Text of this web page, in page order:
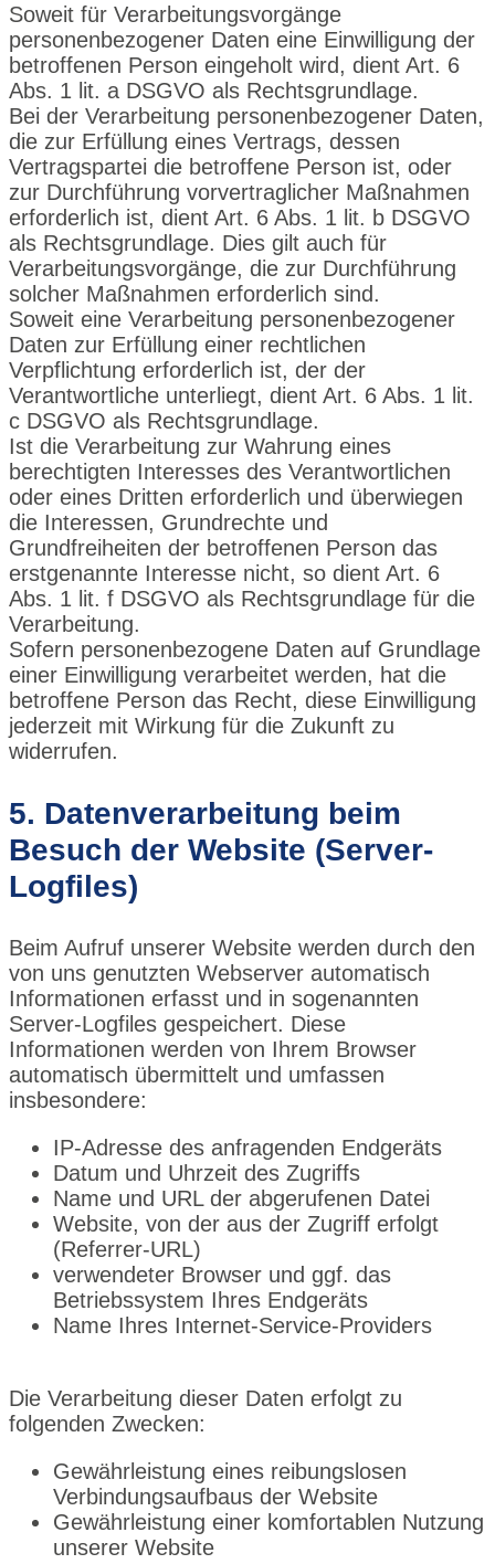
Soweit für Verarbeitungsvorgänge
personenbezogener Daten eine Einwilligung der
betroffenen Person eingeholt wird, dient Art. 6
Abs. 1 lit. a DSGVO als Rechtsgrundlage.
Bei der Verarbeitung personenbezogener Daten,
die zur Erfüllung eines Vertrags, dessen
Vertragspartei die betroffene Person ist, oder
zur Durchführung vorvertraglicher Maßnahmen
erforderlich ist, dient Art. 6 Abs. 1 lit. b DSGVO
als Rechtsgrundlage. Dies gilt auch für
Verarbeitungsvorgänge, die zur Durchführung
solcher Maßnahmen erforderlich sind.
Soweit eine Verarbeitung personenbezogener
Daten zur Erfüllung einer rechtlichen
Verpflichtung erforderlich ist, der der
Verantwortliche unterliegt, dient Art. 6 Abs. 1 lit.
c DSGVO als Rechtsgrundlage.
Ist die Verarbeitung zur Wahrung eines
berechtigten Interesses des Verantwortlichen
oder eines Dritten erforderlich und überwiegen
die Interessen, Grundrechte und
Grundfreiheiten der betroffenen Person das
erstgenannte Interesse nicht, so dient Art. 6
Abs. 1 lit. f DSGVO als Rechtsgrundlage für die
Verarbeitung.
Sofern personenbezogene Daten auf Grundlage
einer Einwilligung verarbeitet werden, hat die
betroffene Person das Recht, diese Einwilligung
jederzeit mit Wirkung für die Zukunft zu
widerrufen.
5. Datenverarbeitung beim
Besuch der Website (Server-
Logfiles)
Beim Aufruf unserer Website werden durch den
von uns genutzten Webserver automatisch
Informationen erfasst und in sogenannten
Server-Logfiles gespeichert. Diese
Informationen werden von Ihrem Browser
automatisch übermittelt und umfassen
insbesondere:
IP-Adresse des anfragenden Endgeräts
Datum und Uhrzeit des Zugriffs
Name und URL der abgerufenen Datei
Website, von der aus der Zugriff erfolgt
(Referrer-URL)
verwendeter Browser und ggf. das
Betriebssystem Ihres Endgeräts
Name Ihres Internet-Service-Providers
Die Verarbeitung dieser Daten erfolgt zu
folgenden Zwecken:
Gewährleistung eines reibungslosen
Verbindungsaufbaus der Website
Gewährleistung einer komfortablen Nutzung
unserer Website